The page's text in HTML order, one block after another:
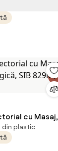
| Aosom
cu Masaj,
SIB 829M,
din plastic